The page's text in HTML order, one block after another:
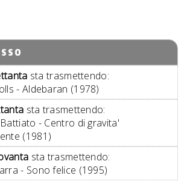
sta trasmettendo:
- Aldebaran (1978)
sta trasmettendo:
- Centro di gravita'
(1981)
sta trasmettendo:
- Sono felice (1995)